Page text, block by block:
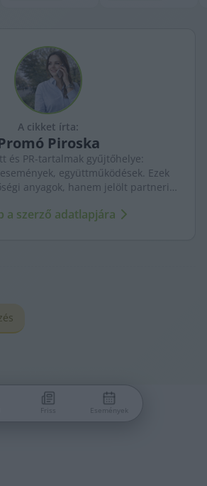
A cikket írta:
Piroska
és PR-tartalmak gyűjtőhelye:
együttműködések. Ezek
anyagok, hanem jelölt partneri
újságírásától.
a szerző adatlapjára
Friss Események